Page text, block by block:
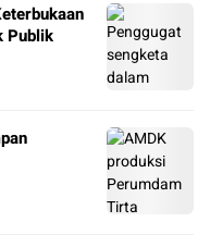
Publik